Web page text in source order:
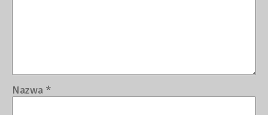
Nazwa *